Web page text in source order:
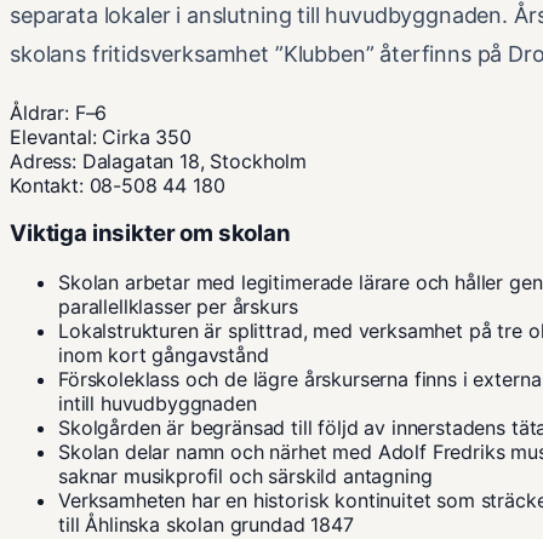
separata lokaler i anslutning till huvudbyggnaden.
skolans fritidsverksamhet ”Klubben” återfinns på
Åldrar: F–6
Elevantal: Cirka 350
Adress: Dalagatan 18, Stockholm
Kontakt: 08-508 44 180
Viktiga insikter om skolan
Skolan arbetar med legitimerade lärare och håller
parallellklasser per årskurs
Lokalstrukturen är splittrad, med verksamhet på tre
inom kort gångavstånd
Förskoleklass och de lägre årskurserna finns i
intill huvudbyggnaden
Skolgården är begränsad till följd av innerstadens
Skolan delar namn och närhet med Adolf Fredriks
saknar musikprofil och särskild antagning
Verksamheten har en historisk kontinuitet som
tillÅhlinska skolangrundad 1847